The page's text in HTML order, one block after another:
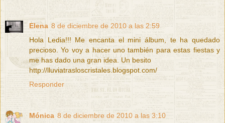
Elena 8 de diciembre de 2010 a las 2:59
Hola Ledia!!! Me encanta el mini álbum, te ha quedado
precioso. Yo voy a hacer uno también para estas fiestas y
me has dado una gran idea. Un besito
http://lluviatrasloscristales.blogspot.com/
Responder
Mónica 8 de diciembre de 2010 a las 3:10